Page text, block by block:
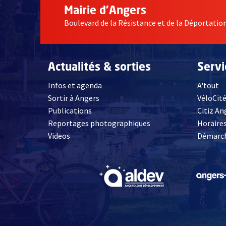
Mairie d'Angers
Boulevard de la Résistance et de la Déportation
Actualités & sorties
Infos et agenda
Sortir à Angers
Publications
Reportages photographiques
Videos, Ouvre une nouvelle fenêtre
A'tout
VéloCité
Citiz
, Ouvre une